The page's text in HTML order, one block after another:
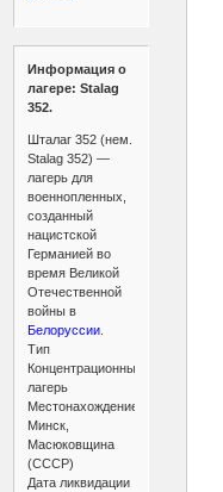
Информация о
лагере: Stalag
352.
Шталаг 352 (нем.
Stalag 352) —
лагерь для
военнопленных,
созданный
нацистской
Германией во
время Великой
Отечественной
войны в
Белоруссии.
Тип
Концентрационный
лагерь
Местонахождение
Минск,
Масюковщина
(СССР)
Дата ликвидации